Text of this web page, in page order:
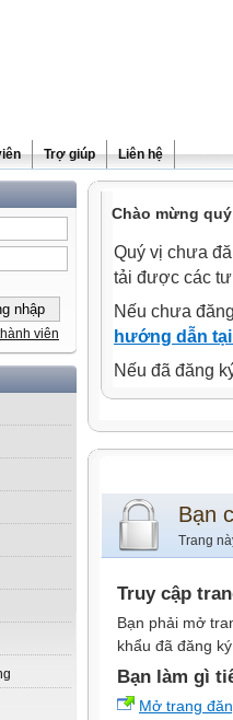
Trợ giúp Liên hệ
viên
Chào mừng
Quý vị chưa
tải được các
Nếu chưa
hướng dẫn
Nếu đã đăng
Bạn
Trang
Truy cập
Bạn phải mở
khẩu đã đăng
Bạn làm gì
Mở trang